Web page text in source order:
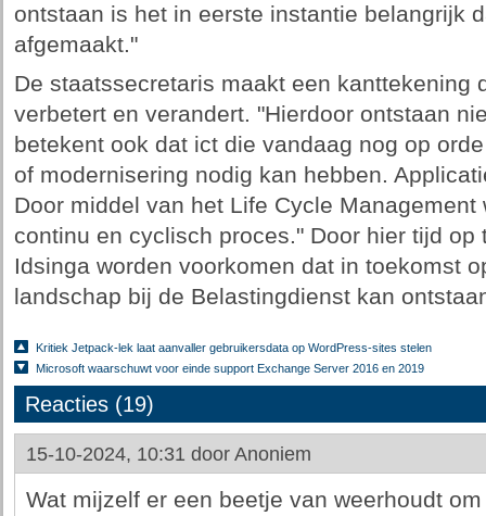
ontstaan is het in eerste instantie belangrijk
afgemaakt."
De staatssecretaris maakt een kanttekening
verbetert en verandert. "Hierdoor ontstaan
betekent ook dat ict die vandaag nog op
of modernisering nodig kan hebben.
Door middel van het Life Cycle
continu en cyclisch proces." Door hier tijd
Idsinga worden voorkomen dat in toekomst
landschap bij de Belastingdienst kan
Kritiek Jetpack-lek laat aanvaller gebruikersdata op WordPress-sites stelen
Microsoft waarschuwt voor einde support Exchange Server 2016 en 2019
Reacties (19)
15-10-2024, 10:31 door Anoniem
Wat mijzelf er een beetje van weerhoudt